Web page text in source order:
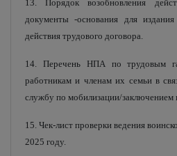
13. Порядок возобновления
документы -основания для
действия трудового договора.
14. Перечень НПА по трудовым
работникам и членам их семьи в
службу по мобилизации/заключением
15. Чек-лист проверки ведения
2025 году.